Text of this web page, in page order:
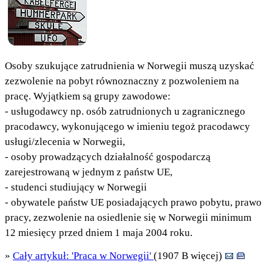
Osoby szukujące zatrudnienia w Norwegii muszą uzyskać
zezwolenie na pobyt równoznaczny z pozwoleniem na
pracę. Wyjątkiem są grupy zawodowe:
- usługodawcy np. osób zatrudnionych u zagranicznego
pracodawcy, wykonującego w imieniu tegoż pracodawcy
usługi/zlecenia w Norwegii,
- osoby prowadzących działalność gospodarczą
zarejestrowaną w jednym z państw UE,
- studenci studiujący w Norwegii
- obywatele państw UE posiadających prawo pobytu, prawo
pracy, zezwolenie na osiedlenie się w Norwegii minimum
12 miesięcy przed dniem 1 maja 2004 roku.
» Cały artykuł: 'Praca w Norwegii' (1907 B więcej)